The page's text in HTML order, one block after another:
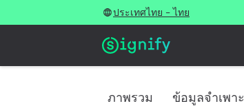
ประเทศไทย - ไทย
ภาพรวม ข้อมูลจำเพาะ